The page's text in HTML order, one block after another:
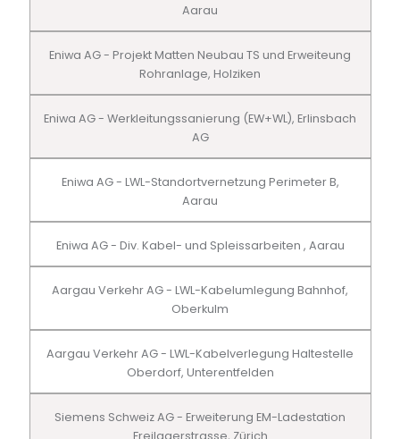
Aarau
Eniwa AG - Projekt Matten Neubau TS und Erweiteung
Rohranlage, Holziken
Eniwa AG - Werkleitungssanierung (EW+WL), Erlinsbach
AG
Eniwa AG - LWL-Standortvernetzung Perimeter B,
Aarau
Eniwa AG - Div. Kabel- und Spleissarbeiten , Aarau
Aargau Verkehr AG - LWL-Kabelumlegung Bahnhof,
Oberkulm
Aargau Verkehr AG - LWL-Kabelverlegung Haltestelle
Oberdorf, Unterentfelden
Siemens Schweiz AG - Erweiterung EM-Ladestation
Freilagerstrasse, Zürich